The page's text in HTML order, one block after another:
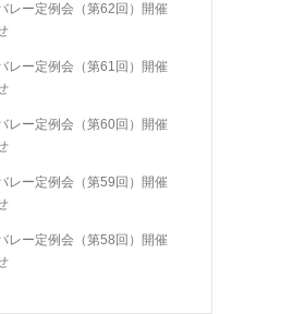
レー定例会（第62回）開催
レー定例会（第61回）開催
レー定例会（第60回）開催
レー定例会（第59回）開催
レー定例会（第58回）開催